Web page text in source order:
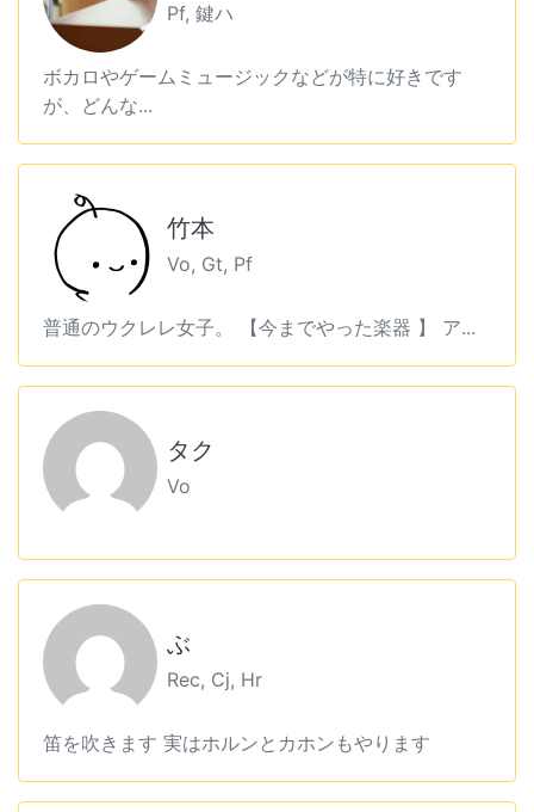
Pf, 鍵ハ
ボカロやゲームミュージックなどが特に好きです
が、どんな...
竹本
Vo, Gt, Pf
普通のウクレレ女子。 【今までやった楽器 】 ア...
タク
Vo
ぶ
Rec, Cj, Hr
笛を吹きます 実はホルンとカホンもやります